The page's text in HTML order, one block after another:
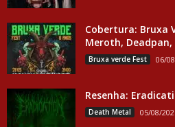
Cobertura: Bruxa
Meroth, Deadpan,
Bruxa verde Fest 06/
Resenha:
Death Metal 05/08/